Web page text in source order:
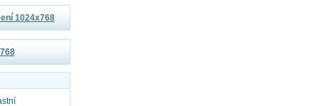
1024x768